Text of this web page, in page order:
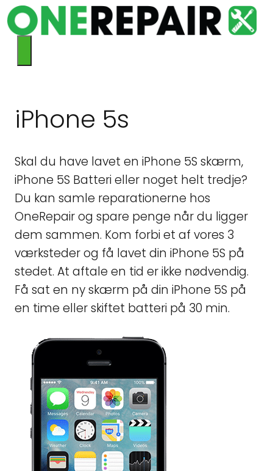
Hop
til
Menu
iPhone 5s
Skal du have lavet en iPhone 5S skærm,
iPhone 5S Batteri eller noget helt tredje?
Du kan samle reparationerne hos
OneRepair og spare penge når du ligger
dem sammen. Kom forbi et af vores 3
værksteder og få lavet din iPhone 5S på
stedet. At aftale en tid er ikke nødvendig.
Få sat en ny skærm på din iPhone 5S på
en time eller skiftet batteri på 30 min.